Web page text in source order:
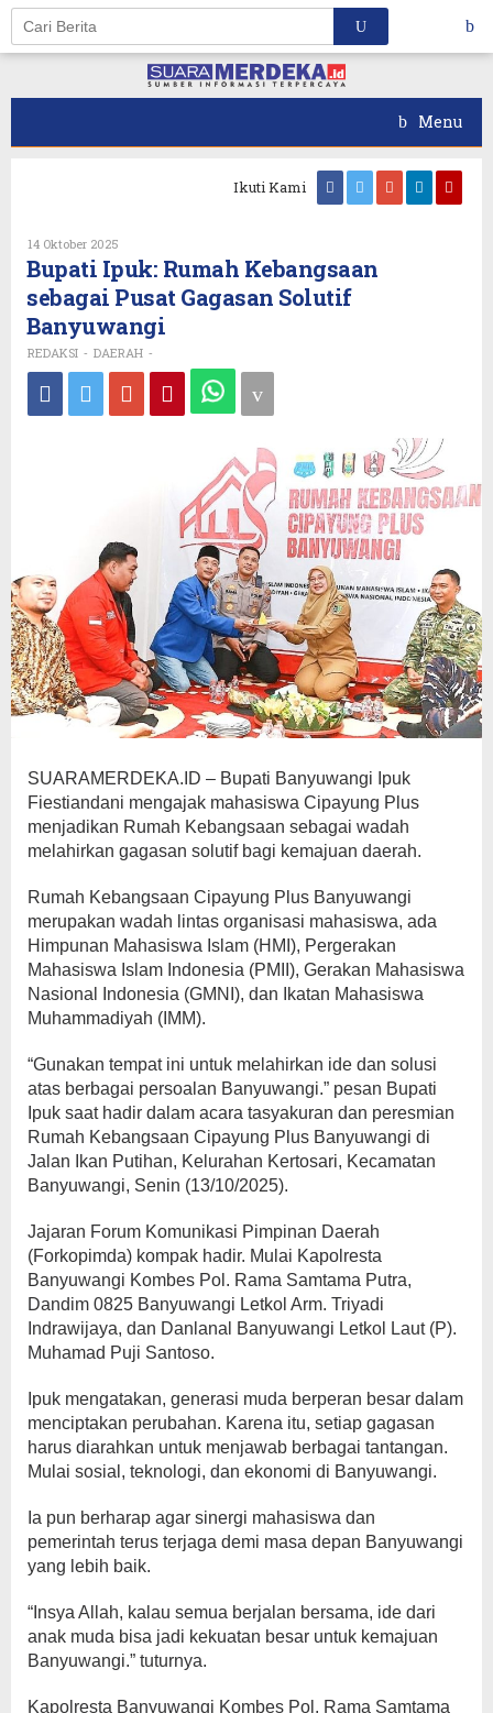
Skip
content
Menu
Ikuti Kami
14 Oktober 2025
REDAKSI
Bupati Ipuk: Rumah Kebangsaan
sebagai Pusat Gagasan Solutif
Banyuwangi
REDAKSI - DAERAH -
SUARAMERDEKA.ID – Bupati Banyuwangi Ipuk
Fiestiandani mengajak mahasiswa Cipayung Plus
menjadikan Rumah Kebangsaan sebagai wadah
melahirkan gagasan solutif bagi kemajuan daerah.
Rumah Kebangsaan Cipayung Plus Banyuwangi
merupakan wadah lintas organisasi mahasiswa, ada
Himpunan Mahasiswa Islam (HMI), Pergerakan
Mahasiswa Islam Indonesia (PMII), Gerakan Mahasiswa
Nasional Indonesia (GMNI), dan Ikatan Mahasiswa
Muhammadiyah (IMM).
“Gunakan tempat ini untuk melahirkan ide dan solusi
atas berbagai persoalan Banyuwangi.” pesan Bupati
Ipuk saat hadir dalam acara tasyakuran dan peresmian
Rumah Kebangsaan Cipayung Plus Banyuwangi di
Jalan Ikan Putihan, Kelurahan Kertosari, Kecamatan
Banyuwangi, Senin (13/10/2025).
Jajaran Forum Komunikasi Pimpinan Daerah
(Forkopimda) kompak hadir. Mulai Kapolresta
Banyuwangi Kombes Pol. Rama Samtama Putra,
Dandim 0825 Banyuwangi Letkol Arm. Triyadi
Indrawijaya, dan Danlanal Banyuwangi Letkol Laut (P).
Muhamad Puji Santoso.
Ipuk mengatakan, generasi muda berperan besar dalam
menciptakan perubahan. Karena itu, setiap gagasan
harus diarahkan untuk menjawab berbagai tantangan.
Mulai sosial, teknologi, dan ekonomi di Banyuwangi.
Ia pun berharap agar sinergi mahasiswa dan
pemerintah terus terjaga demi masa depan Banyuwangi
yang lebih baik.
“Insya Allah, kalau semua berjalan bersama, ide dari
anak muda bisa jadi kekuatan besar untuk kemajuan
Banyuwangi.” tuturnya.
Kapolresta Banyuwangi Kombes Pol. Rama Samtama